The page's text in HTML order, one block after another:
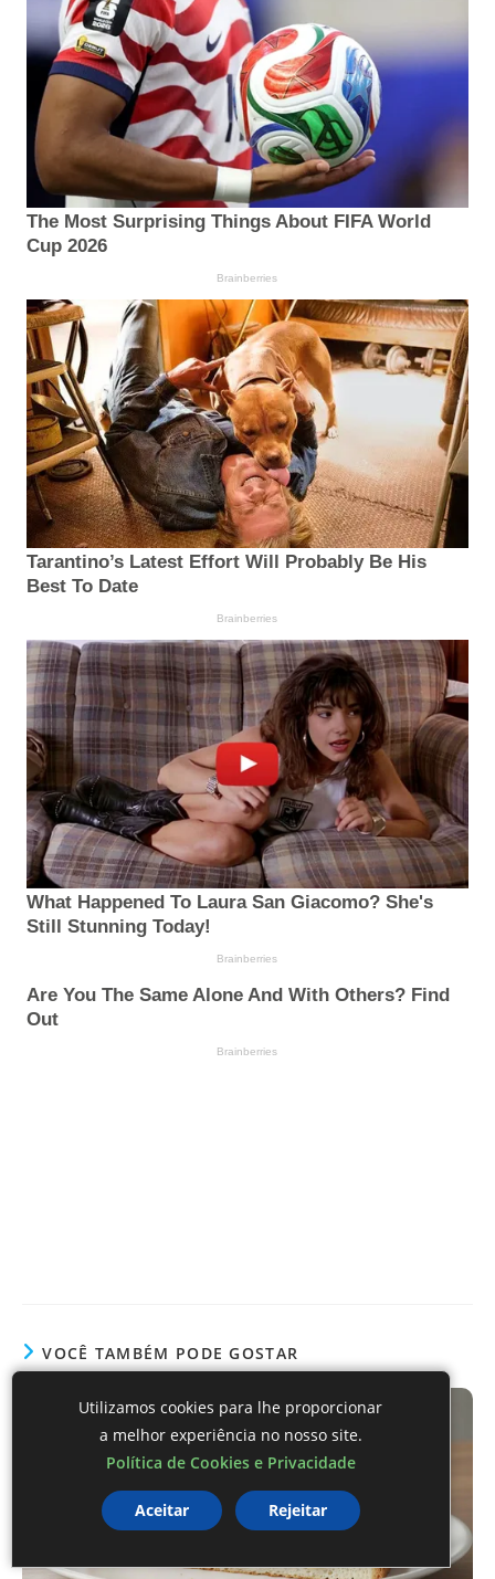
VOCÊ TAMBÉM PODE GOSTAR
Utilizamos cookies para lhe proporcionar
a melhor experiência no nosso site.
Política de Cookies e Privacidade
Aceitar Rejeitar